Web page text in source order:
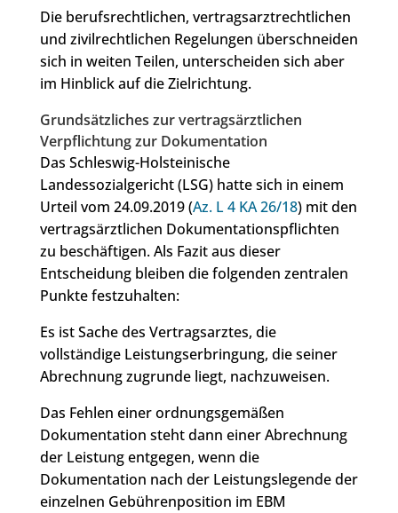
Die berufsrechtlichen, vertragsarztrechtlichen
und zivilrechtlichen Regelungen überschneiden
sich in weiten Teilen, unterscheiden sich aber
im Hinblick auf die Zielrichtung.
Grundsätzliches zur vertragsärztlichen
Verpflichtung zur Dokumentation
Das Schleswig-Holsteinische
Landessozialgericht (LSG) hatte sich in einem
Urteil vom 24.09.2019 (Az. L 4 KA 26/18) mit den
vertragsärztlichen Dokumentationspflichten
zu beschäftigen. Als Fazit aus dieser
Entscheidung bleiben die folgenden zentralen
Punkte festzuhalten:
Es ist Sache des Vertragsarztes, die
vollständige Leistungserbringung, die seiner
Abrechnung zugrunde liegt, nachzuweisen.
Das Fehlen einer ordnungsgemäßen
Dokumentation steht dann einer Abrechnung
der Leistung entgegen, wenn die
Dokumentation nach der Leistungslegende der
einzelnen Gebührenposition im EBM